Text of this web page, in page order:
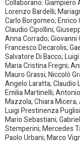
Collaborano:
Lorenzo Bardelli;
Carlo Borgomeo; Enrico
Claudio Cipollini;
Anna Corrado; Giovanni
Francesco Decarolis;
Salvatore Di Bacco;
Maria Cristina Fregni;
Mauro Grassi; Niccolò
Angelo Laratta; Claudio
Emilia Martinelli;
Mazzola; Chiara
Luigi Prestinenza
Mario Sebastiani;
Stemperini; Mercedes
Paolo Urbani; Marco